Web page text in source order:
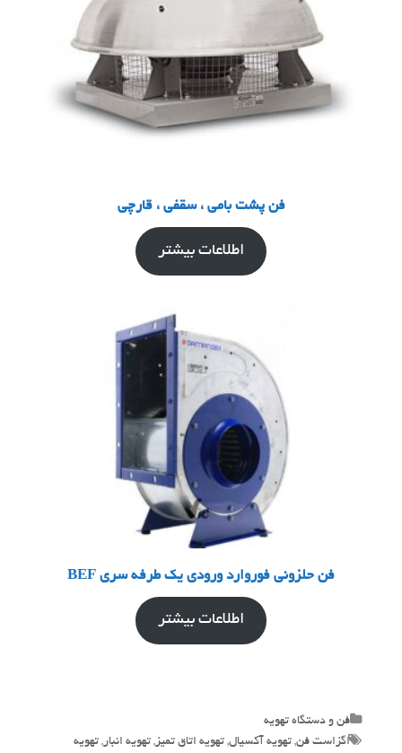
فن پشت بامی ، سقفی ، قارچی
اطلاعات بیشتر
فن حلزونی فوروارد ورودی یک طرفه سری BEF
اطلاعات بیشتر
Categories
فن و دستگاه تهویه
Tags
اگزاست فن, تهویه آکسیال, تهویه اتاق تمیز, تهویه انبار, تهویه